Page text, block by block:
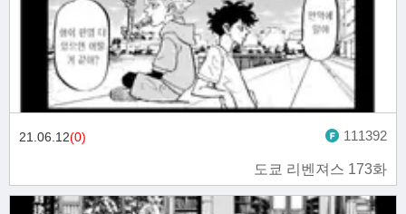
도쿄 리벤져스 173화
21.06.12(0) 111392